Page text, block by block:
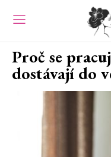
Proč se
dostávají do